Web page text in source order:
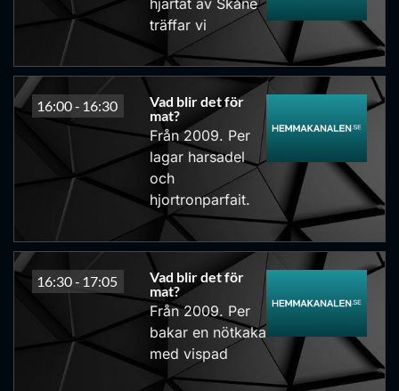
träffar vi
16:00 - 16:30
Vad blir det för
mat?
Från 2009. Per
lagar harsadel
och
hjortronparfait.
16:30 - 17:05
Vad blir det för
mat?
Från 2009. Per
bakar en nötkaka
med vispad